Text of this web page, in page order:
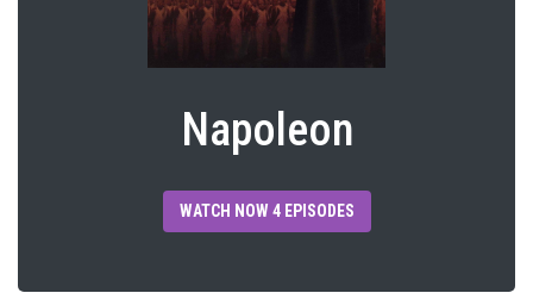
Napoleon
WATCH NOW 4 EPISODES